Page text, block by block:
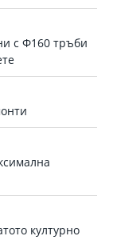
с Ф160 тръби
културно